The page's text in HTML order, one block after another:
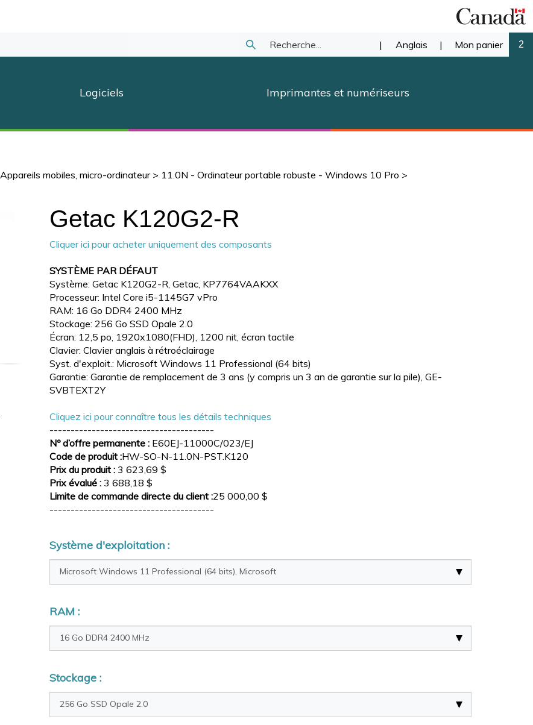
Recherche
notre
Soumettre
recherche
| Anglais | Mon panier 2
Logiciels Imprimantes et numériseurs
Appareils mobiles, micro-ordinateur> 11.0N - Ordinateur portable robuste - Windows 10 Pro >
Getac K120G2-R
Cliquer ici pour acheter uniquement des composants
SYSTÈME PAR DÉFAUT
Système: Getac K120G2-R, Getac, KP7764VAAKXX
Processeur: Intel Core i5-1145G7 vPro
RAM: 16 Go DDR4 2400 MHz
Stockage: 256 Go SSD Opale 2.0
Écran: 12,5 po, 1920x1080(FHD), 1200 nit, écran tactile
Clavier: Clavier anglais à rétroéclairage
Syst. d'exploit.: Microsoft Windows 11 Professional (64 bits)
Garantie: Garantie de remplacement de 3 ans (y compris un 3 an de garantie sur la pile), GE-
SVBTEXT2Y
Cliquez ici pour connaître tous les détails techniques
---------------------------------------
Nº d’offre permanente : E60EJ-11000C/023/EJ
Code de produit :HW-SO-N-11.0N-PST.K120
Prix du produit : 3 623,69 $
Prix évalué : 3 688,18 $
Limite de commande directe du client :25 000,00 $
---------------------------------------
Système d'exploitation :
RAM :
Stockage :